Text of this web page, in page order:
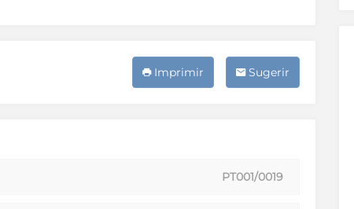
Sugerir
Imprimir
PT001/0019